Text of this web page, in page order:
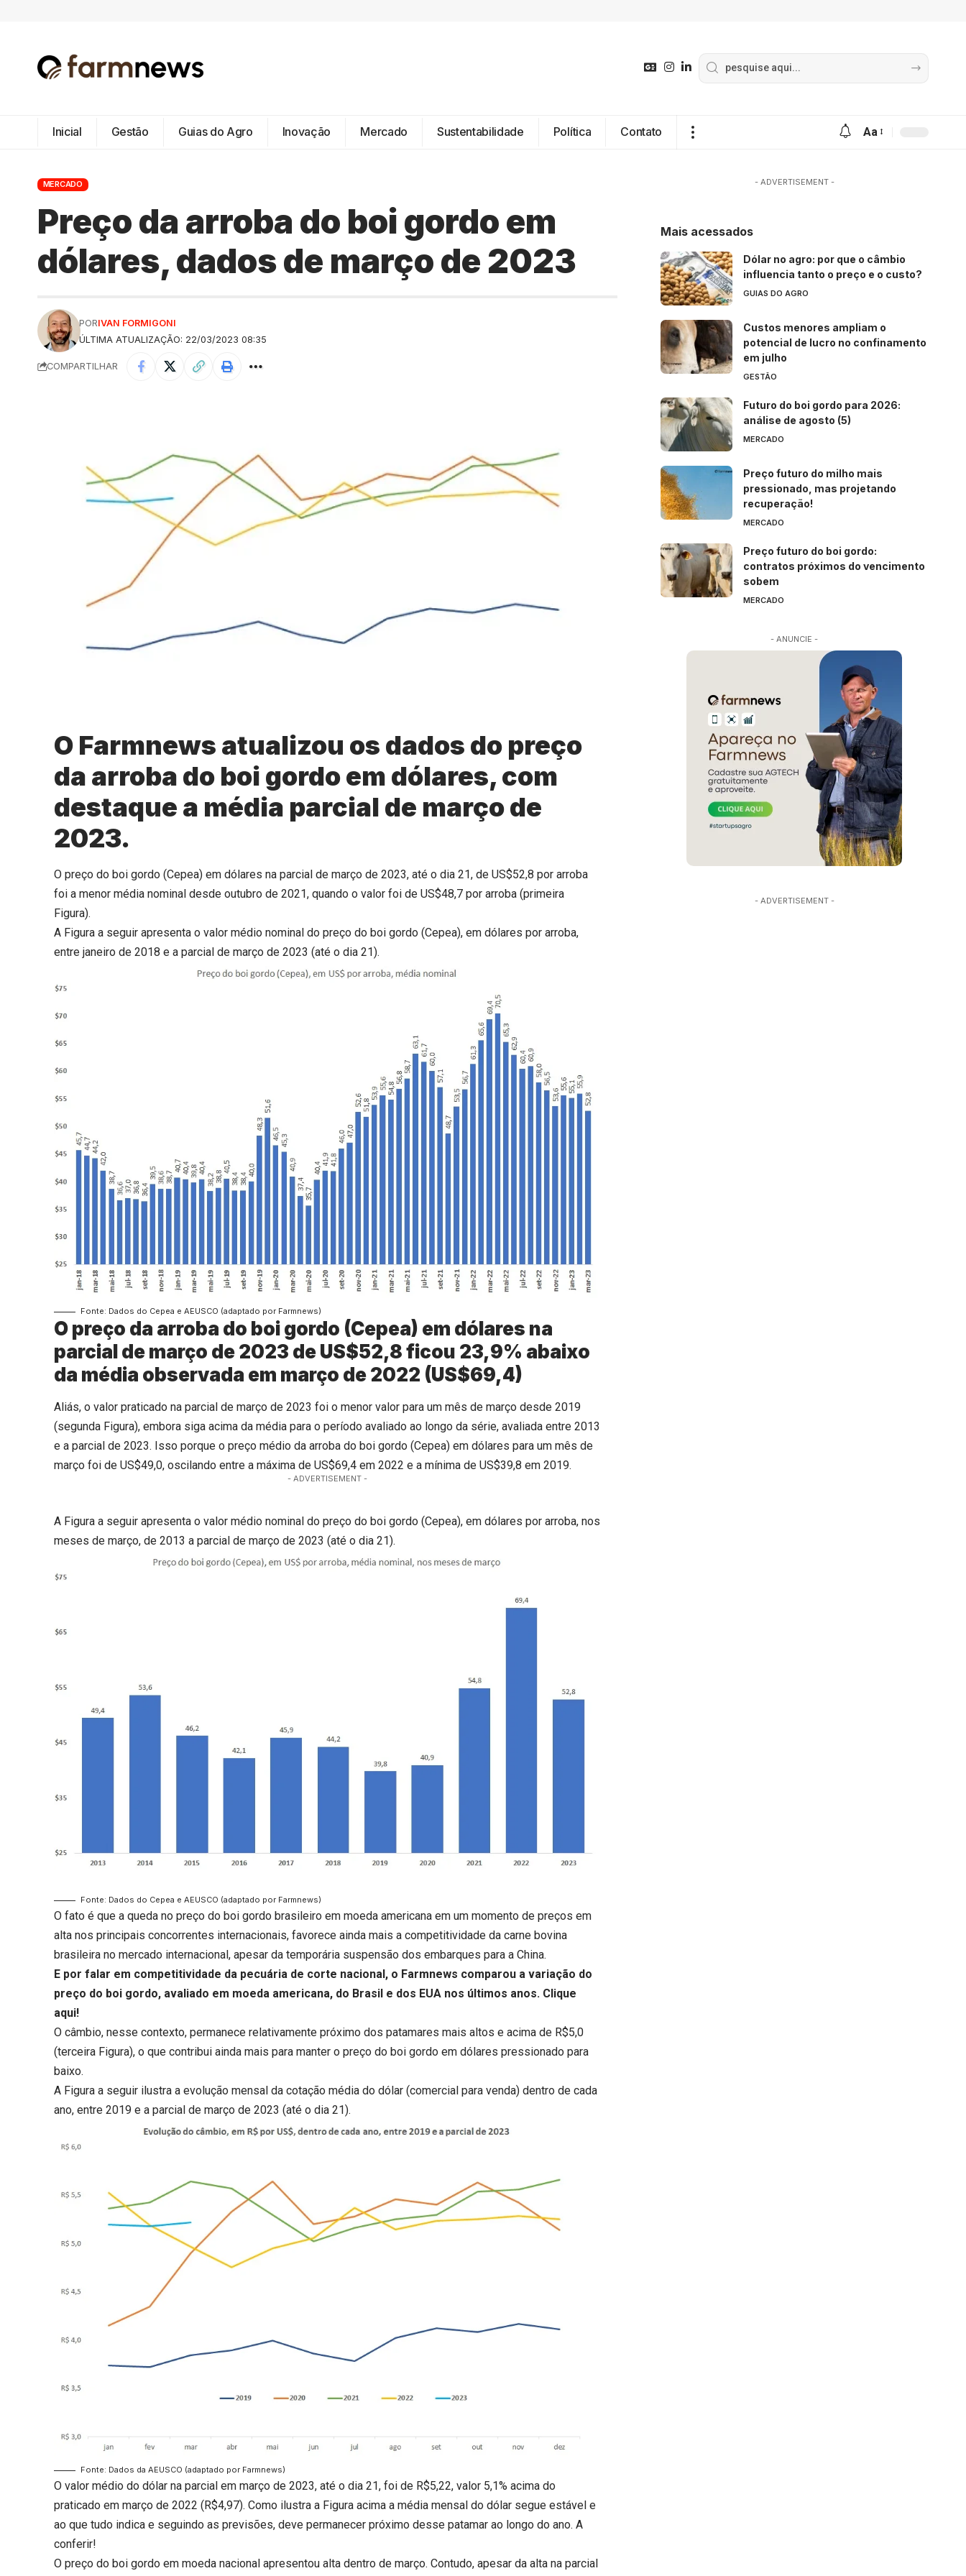
Inicial Gestão Guias do Agro Inovação Mercado Sustentabilidade Política Contato Aa
MERCADO
Preço da arroba do boi gordo em
dólares, dados de março de 2023
ÚLTIMA ATUALIZAÇÃO: 22/03/2023 08:35
PORIVAN FORMIGONI
COMPARTILHAR
O Farmnews atualizou os dados do preço
da arroba do boi gordo em dólares, com
destaque a média parcial de março de
2023.
O preço do boi gordo (Cepea) em dólares na parcial de março de 2023, até o dia 21, de US$52,8 por arroba
foi a menor média nominal desde outubro de 2021, quando o valor foi de US$48,7 por arroba (primeira
Figura).
A Figura a seguir apresenta o valor médio nominal do preço do boi gordo (Cepea), em dólares por arroba,
entre janeiro de 2018 e a parcial de março de 2023 (até o dia 21).
Fonte: Dados do Cepea e AEUSCO (adaptado por Farmnews)
O preço da arroba do boi gordo (Cepea) em dólares na
parcial de março de 2023 de US$52,8 ficou 23,9% abaixo
da média observada em março de 2022 (US$69,4)
Aliás, o valor praticado na parcial de março de 2023 foi o menor valor para um mês de março desde 2019
(segunda Figura), embora siga acima da média para o período avaliado ao longo da série, avaliada entre 2013
e a parcial de 2023. Isso porque o preço médio da arroba do boi gordo (Cepea) em dólares para um mês de
março foi de US$49,0, oscilando entre a máxima de US$69,4 em 2022 e a mínima de US$39,8 em 2019.
- ADVERTISEMENT -
A Figura a seguir apresenta o valor médio nominal do preço do boi gordo (Cepea), em dólares por arroba, nos
meses de março, de 2013 a parcial de março de 2023 (até o dia 21).
Fonte: Dados do Cepea e AEUSCO (adaptado por Farmnews)
O fato é que a queda no preço do boi gordo brasileiro em moeda americana em um momento de preços em
alta nos principais concorrentes internacionais, favorece ainda mais a competitividade da carne bovina
brasileira no mercado internacional, apesar da temporária suspensão dos embarques para a China.
E por falar em competitividade da pecuária de corte nacional, o Farmnews comparou a variação do
preço do boi gordo, avaliado em moeda americana, do Brasil e dos EUA nos últimos anos. Clique
aqui!
O câmbio, nesse contexto, permanece relativamente próximo dos patamares mais altos e acima de R$5,0
(terceira Figura), o que contribui ainda mais para manter o preço do boi gordo em dólares pressionado para
baixo.
A Figura a seguir ilustra a evolução mensal da cotação média do dólar (comercial para venda) dentro de cada
ano, entre 2019 e a parcial de março de 2023 (até o dia 21).
Fonte: Dados da AEUSCO (adaptado por Farmnews)
O valor médio do dólar na parcial em março de 2023, até o dia 21, foi de R$5,22, valor 5,1% acima do
praticado em março de 2022 (R$4,97). Como ilustra a Figura acima a média mensal do dólar segue estável e
ao que tudo indica e seguindo as previsões, deve permanecer próximo desse patamar ao longo do ano. A
conferir!
O preço do boi gordo em moeda nacional apresentou alta dentro de março. Contudo, apesar da alta na parcial
- ADVERTISEMENT -
Mais acessados
Dólar no agro: por que o câmbio
influencia tanto o preço e o custo?
GUIAS DO AGRO
Custos menores ampliam o
potencial de lucro no confinamento
em julho
GESTÃO
Futuro do boi gordo para 2026:
análise de agosto (5)
MERCADO
Preço futuro do milho mais
pressionado, mas projetando
recuperação!
MERCADO
Preço futuro do boi gordo:
contratos próximos do vencimento
sobem
MERCADO
- ANUNCIE -
- ADVERTISEMENT -